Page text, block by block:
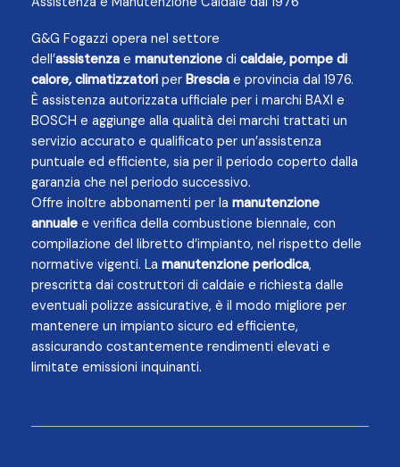
G&G Fogazzi opera nel settore
dell’assistenza e manutenzione di caldaie,pompe di
calore,climatizzatori per Brescia e provincia dal 1976.
È assistenza autorizzata ufficiale per i marchi BAXI e
BOSCH e aggiunge alla qualità dei marchi trattati un
servizio accurato e qualificato per un’assistenza
puntuale ed efficiente, sia per il periodo coperto dalla
garanzia che nel periodo successivo.
Offre inoltre abbonamenti per la manutenzione
annuale e verifica della combustione biennale, con
compilazione del libretto d’impianto, nel rispetto delle
normative vigenti. La manutenzione periodica,
prescritta dai costruttori di caldaie e richiesta dalle
eventuali polizze assicurative, è il modo migliore per
mantenere un impianto sicuro ed efficiente,
assicurando costantemente rendimenti elevati e
limitate emissioni inquinanti.